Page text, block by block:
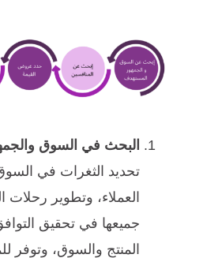
البحث في السوق
تحديد الثغرات في
العملاء، وتطوير
جميعها في تحقيق
المنتج والسوق، وتوفر